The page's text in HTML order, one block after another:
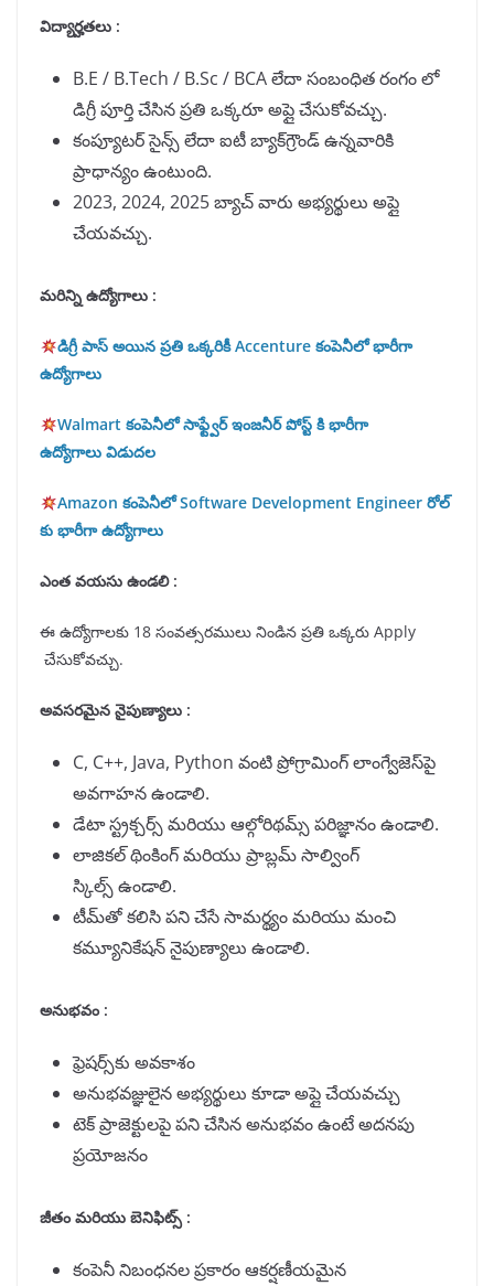
విద్యార్హతలు :
B.E / B.Tech / B.Sc / BCA లేదా సంబంధిత రంగం లో
డిగ్రీ పూర్తి చేసిన ప్రతి ఒక్కరూ అప్లై చేసుకోవచ్చు.
కంప్యూటర్ సైన్స్ లేదా ఐటీ బ్యాక్‌గ్రౌండ్ ఉన్నవారికి
ప్రాధాన్యం ఉంటుంది.
2023, 2024, 2025 బ్యాచ్ వారు అభ్యర్థులు అప్లై
చేయవచ్చు.
మరిన్ని ఉద్యోగాలు :
డిగ్రీ పాస్ అయిన ప్రతి ఒక్కరికీ Accenture కంపెనీలో భారీగా
ఉద్యోగాలు
Walmart కంపెనీలో సాఫ్ట్వేర్ ఇంజనీర్ పోస్ట్ కి భారీగా
ఉద్యోగాలు విడుదల
Amazon కంపెనీలో Software Development Engineer రోల్
కు భారీగా ఉద్యోగాలు
ఎంత వయసు ఉండలి :
ఈ ఉద్యోగాలకు 18 సంవత్సరములు నిండిన ప్రతి ఒక్కరు Apply
చేసుకోవచ్చు.
అవసరమైన నైపుణ్యాలు :
C, C++, Java, Python వంటి ప్రోగ్రామింగ్ లాంగ్వేజెస్‌పై
అవగాహన ఉండాలి.
డేటా స్ట్రక్చర్స్ మరియు ఆల్గోరిథమ్స్ పరిజ్ఞానం ఉండాలి.
లాజికల్ థింకింగ్ మరియు ప్రాబ్లమ్ సాల్వింగ్
స్కిల్స్ ఉండాలి.
టీమ్‌తో కలిసి పని చేసే సామర్థ్యం మరియు మంచి
కమ్యూనికేషన్ నైపుణ్యాలు ఉండాలి.
అనుభవం :
ఫ్రెషర్స్‌కు అవకాశం
అనుభవజ్ఞులైన అభ్యర్థులు కూడా అప్లై చేయవచ్చు
టెక్ ప్రాజెక్టులపై పని చేసిన అనుభవం ఉంటే అదనపు
ప్రయోజనం
జీతం మరియు బెనిఫిట్స్ :
కంపెనీ నిబంధనల ప్రకారం ఆకర్షణీయమైన